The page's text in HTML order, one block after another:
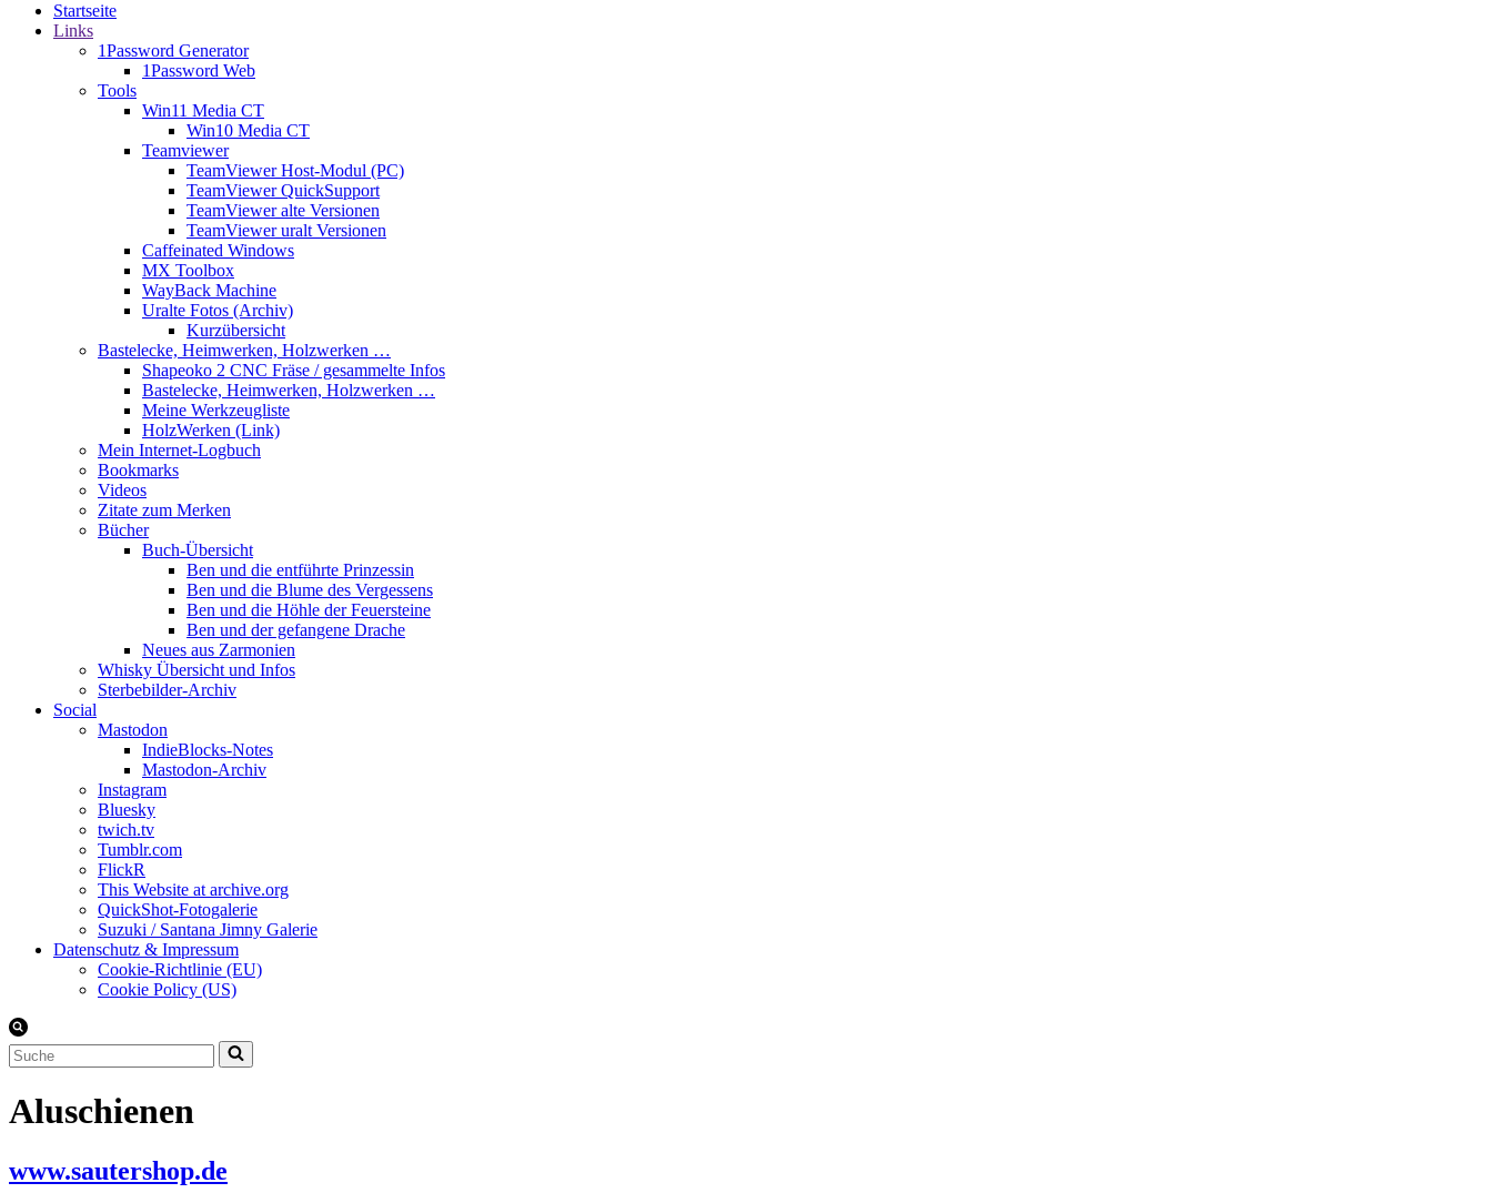
Startseite
Links
1Password Generator
1Password Web
Tools
Win11 Media CT
Win10 Media CT
Teamviewer
TeamViewer Host-Modul (PC)
TeamViewer QuickSupport
TeamViewer alte Versionen
TeamViewer uralt Versionen
Caffeinated Windows
MX Toolbox
WayBack Machine
Uralte Fotos (Archiv)
Kurzübersicht
Bastelecke, Heimwerken, Holzwerken …
Shapeoko 2 CNC Fräse / gesammelte Infos
Bastelecke, Heimwerken, Holzwerken …
Meine Werkzeugliste
HolzWerken (Link)
Mein Internet-Logbuch
Bookmarks
Videos
Zitate zum Merken
Bücher
Buch-Übersicht
Ben und die entführte Prinzessin
Ben und die Blume des Vergessens
Ben und die Höhle der Feuersteine
Ben und der gefangene Drache
Neues aus Zarmonien
Whisky Übersicht und Infos
Sterbebilder-Archiv
Social
Mastodon
IndieBlocks-Notes
Mastodon-Archiv
Instagram
Bluesky
twich.tv
Tumblr.com
FlickR
This Website at archive.org
QuickShot-Fotogalerie
Suzuki / Santana Jimny Galerie
Datenschutz & Impressum
Cookie-Richtlinie (EU)
Cookie Policy (US)
Suchen
nach …
Aluschienen
www.sautershop.de